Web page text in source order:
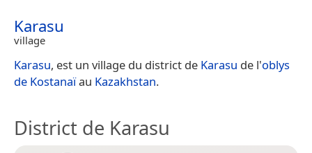
Karasu
village
Karasu, est un village du district de Karasu de l'oblys
de Kostanaïau Kazakhstan.
District de Karasu